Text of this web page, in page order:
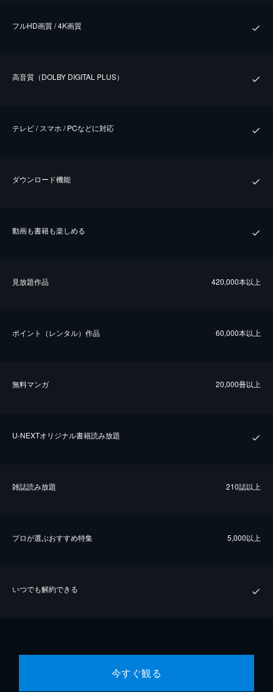
フルHD画質 / 4K画質
⾼⾳質（DOLBY DIGITAL PLUS）
テレビ / スマホ / PCなどに対応
ダウンロード機能
動画も書籍も楽しめる
⾒放題作品 420,000本以上
ポイント（レンタル）作品 60,000本以上
無料マンガ 20,000冊以上
U-NEXTオリジナル書籍読み放題
雑誌読み放題 210誌以上
プロが選ぶおすすめ特集 5,000以上
いつでも解約できる
今すぐ観る